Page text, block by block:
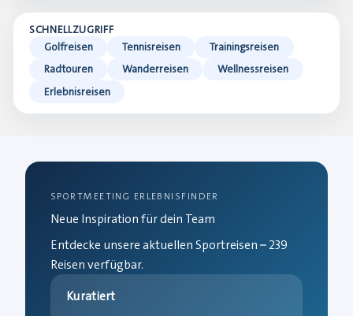
SCHNELLZUGRIFF
Golfreisen
Tennisreisen
Trainingsreisen
Radtouren
Wanderreisen
Wellnessreisen
Erlebnisreisen
SPORTMEETING ERLEBNISFINDER
Neue Inspiration für dein Team
Entdecke unsere aktuellen Sportreisen – 239
Reisen verfügbar.
Kuratiert